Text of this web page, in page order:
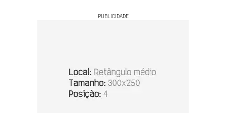
PUBLICIDADE